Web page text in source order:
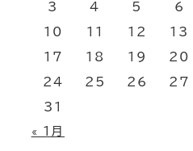
3 4 5 6
10 11 12 13
17 18 19 20
24 25 26 27
31
« 1月